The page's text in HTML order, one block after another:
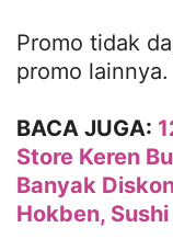
Promo tidak
promo lainnya.
BACA JUGA:
Store Keren
Banyak
Hokben, Sushi